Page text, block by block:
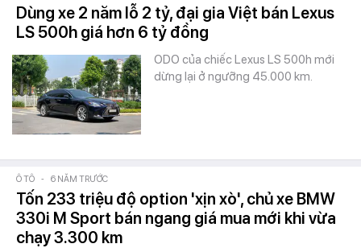
Dùng xe 2 năm lỗ 2 tỷ, đại gia Việt bán Lexus
LS 500h giá hơn 6 tỷ đồng
ODO của chiếc Lexus LS 500h mới
dừng lại ở ngưỡng 45.000 km.
Ô TÔ - 6 NĂM TRƯỚC
Tốn 233 triệu độ option 'xịn xò', chủ xe BMW
330i M Sport bán ngang giá mua mới khi vừa
chạy 3.300 km